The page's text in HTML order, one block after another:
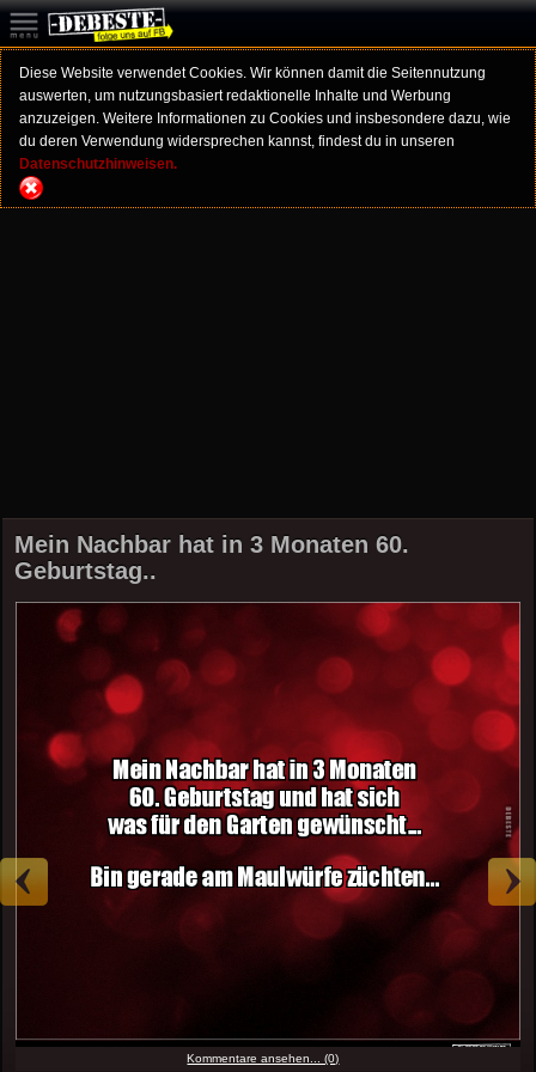
Diese Website verwendet Cookies. Wir können damit die Seitennutzung
auswerten, um nutzungsbasiert redaktionelle Inhalte und Werbung
anzuzeigen. Weitere Informationen zu Cookies und insbesondere dazu, wie
du deren Verwendung widersprechen kannst, findest du in unseren
Datenschutzhinweisen.
Mein Nachbar hat in 3 Monaten 60.
Geburtstag..
Kommentare ansehen... (0)